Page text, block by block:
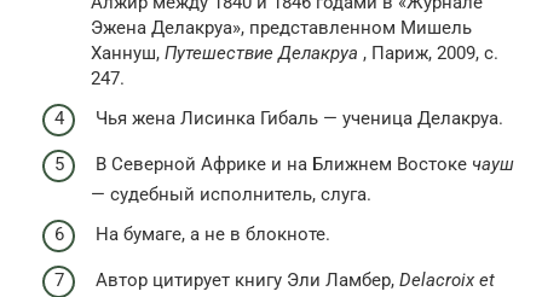
Эжена Делакруа», представленном Мишель
Ханнуш, Путешествие Делакруа , Париж, 2009, с.
247.
Чья жена Лисинка Гибаль — ученица Делакруа.
В Северной Африке и на Ближнем Востоке чауш
— судебный исполнитель, слуга.
На бумаге, а не в блокноте.
Автор цитирует книгу Эли Ламбер, Delacroix et